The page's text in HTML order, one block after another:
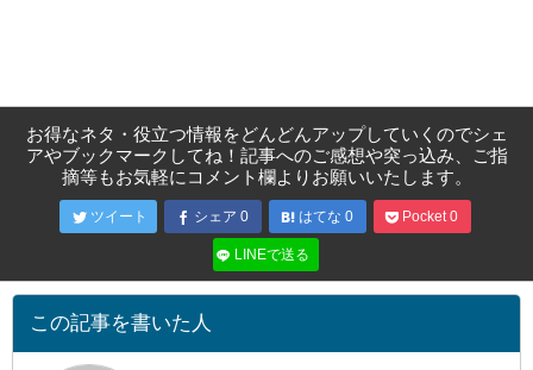
お得なネタ・役立つ情報をどんどんアップしていくのでシェ
アやブックマークしてね！記事へのご感想や突っ込み、ご指
摘等もお気軽にコメント欄よりお願いいたします。
ツイート シェア 0 はてな 0 Pocket 0
LINEで送る
この記事を書いた人